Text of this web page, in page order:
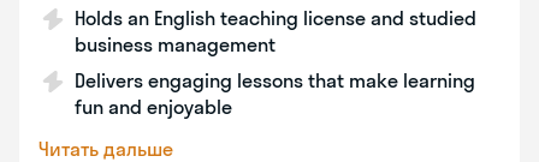
Holds an English teaching license and studied
business management
Delivers engaging lessons that make learning
fun and enjoyable
Читать дальше